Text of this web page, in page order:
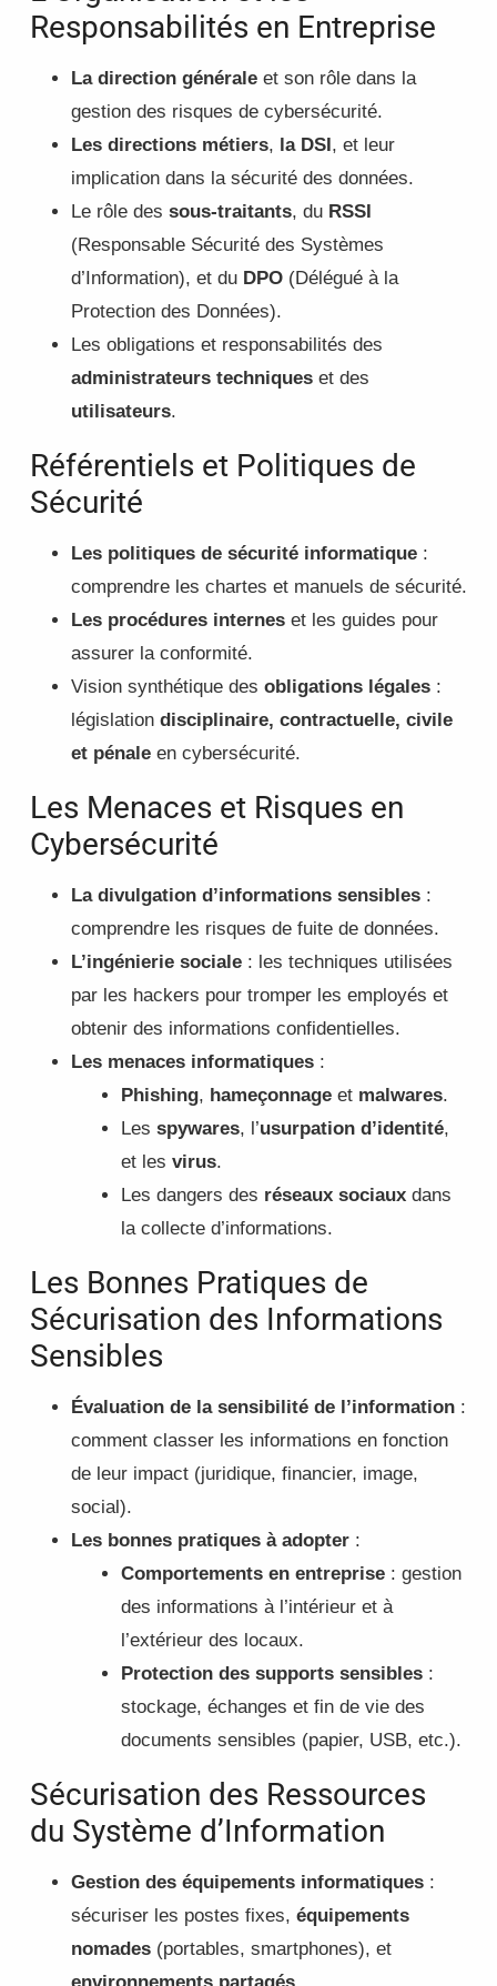
Responsabilités en Entreprise
La direction généraleet son rôle dans la
gestion des risques de cybersécurité.
Les directions métiers, la DSI, et leur
implication dans la sécurité des données.
Le rôle des sous-traitants, du RSSI
(Responsable Sécurité des Systèmes
d’Information), et du DPO(Délégué à la
Protection des Données).
Les obligations et responsabilités des
administrateurs techniqueset des
utilisateurs.
Référentiels et Politiques de
Sécurité
Les politiques de sécurité informatique:
comprendre les chartes et manuels de sécurité.
Les procédures interneset les guides pour
assurer la conformité.
Vision synthétique des obligations légales:
législation disciplinaire, contractuelle, civile
et pénaleen cybersécurité.
Les Menaces et Risques en
Cybersécurité
La divulgation d’informations sensibles:
comprendre les risques de fuite de données.
L’ingénierie sociale: les techniques utilisées
par les hackers pour tromper les employés et
obtenir des informations confidentielles.
Les menaces informatiques:
Phishing, hameçonnage et malwares.
Lesspywares, l’usurpation d’identité,
et lesvirus.
Les dangers des réseaux sociaux dans
la collecte d’informations.
Les Bonnes Pratiques de
Sécurisation des Informations
Sensibles
Évaluation de la sensibilité de l’information:
comment classer les informations en fonction
de leur impact (juridique, financier, image,
social).
Les bonnes pratiques à adopter:
Comportements en entreprise : gestion
des informations à l’intérieur et à
l’extérieur des locaux.
Protection des supports sensibles :
stockage, échanges et fin de vie des
documents sensibles (papier, USB, etc.).
Sécurisation des Ressources
du Système d’Information
Gestion des équipements informatiques:
sécuriser les postes fixes, équipements
nomades(portables, smartphones), et